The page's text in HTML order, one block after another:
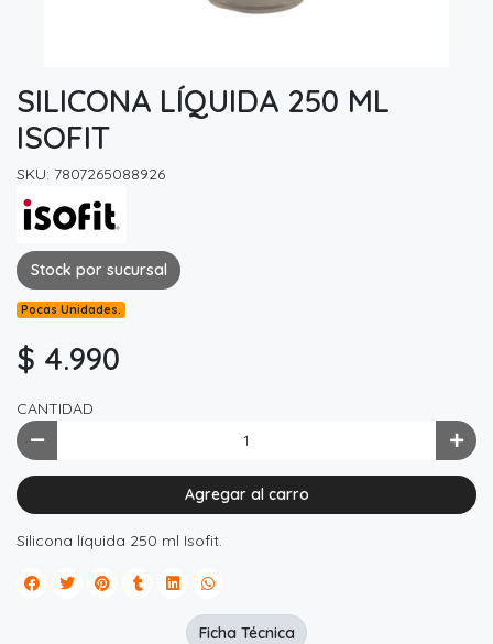
SILICONA LÍQUIDA 250 ML
ISOFIT
SKU: 7807265088926
Stock por sucursal
Pocas Unidades.
$ 4.990
CANTIDAD
Agregar al carro
Silicona líquida 250 ml Isofit.
Ficha Técnica